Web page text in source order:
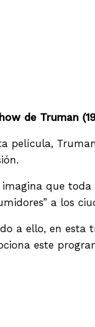
de Truman
película,
imagina que
a los
a ello, en esta
este